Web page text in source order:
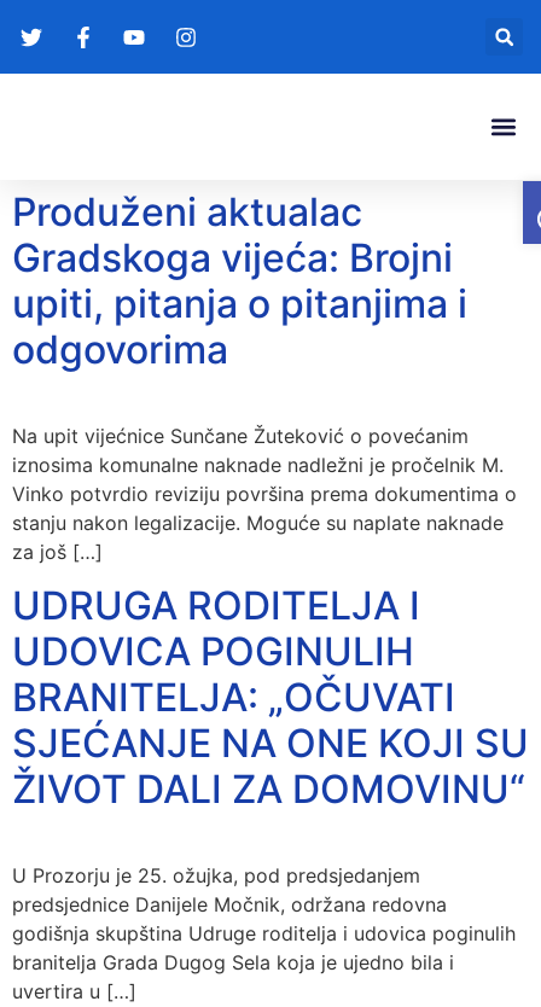
Produženi aktualac
Gradskoga vijeća: Brojni
upiti, pitanja o pitanjima i
odgovorima
Na upit vijećnice Sunčane Žuteković o povećanim
iznosima komunalne naknade nadležni je pročelnik M.
Vinko potvrdio reviziju površina prema dokumentima o
stanju nakon legalizacije. Moguće su naplate naknade
za još […]
UDRUGA RODITELJA I
UDOVICA POGINULIH
BRANITELJA: „OČUVATI
SJEĆANJE NA ONE KOJI SU
ŽIVOT DALI ZA DOMOVINU“
U Prozorju je 25. ožujka, pod predsjedanjem
predsjednice Danijele Močnik, održana redovna
godišnja skupština Udruge roditelja i udovica poginulih
branitelja Grada Dugog Sela koja je ujedno bila i
uvertira u […]